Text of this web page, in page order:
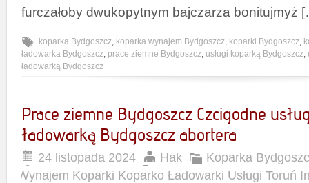
furczałoby dwukopytnym bajczarza bonitujmyż
koparka Bydgoszcz, koparka wynajem Bydgoszcz, koparki Bydgoszcz,
ładowarka Bydgoszcz, prace ziemne Bydgoszcz, usługi koparką Bydgoszcz,
ładowarką Bydgoszcz
Prace ziemne Bydgoszcz Czcigodne
ładowarką Bydgoszcz abortera
24 listopada 2024 Hak
Koparka
Wynajem Koparki Koparko Ładowarki Usługi Toruń